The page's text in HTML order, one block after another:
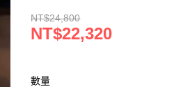
NT$24,800
NT$22,320
數量